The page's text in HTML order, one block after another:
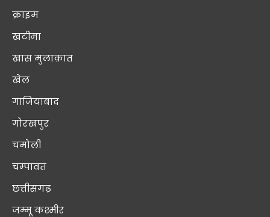
क्राइम
खटीमा
खास मुलाक़ात
खेल
गाजियाबाद
गोरखपुर
चमोली
चम्पावत
छत्तीसगढ़
जम्मू कश्मीर